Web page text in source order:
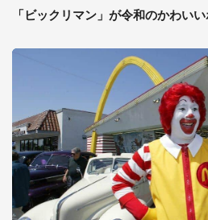
「ビックリマン」が令和のかわい